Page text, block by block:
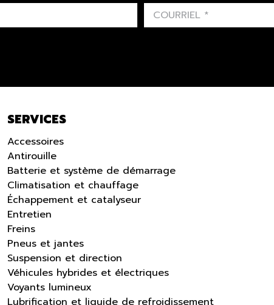
SERVICES
Accessoires
Antirouille
Batterie et système de démarrage
Climatisation et chauffage
Échappement et catalyseur
Entretien
Freins
Pneus et jantes
Suspension et direction
Véhicules hybrides et électriques
Voyants lumineux
Lubrification et liquide de refroidissement